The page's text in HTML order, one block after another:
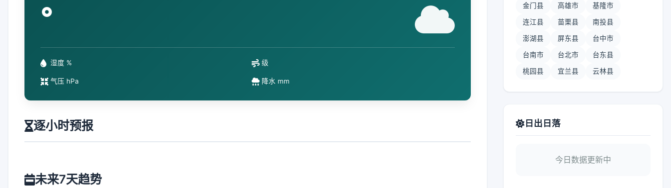
°
湿度 % 级
气压 hPa 降水 mm
逐小时预报
未来7天趋势
金门县 高雄市 基隆市
连江县 苗栗县 南投县
澎湖县 屏东县 台中市
台南市 台北市 台东县
桃园县 宜兰县 云林县
日出日落
今日数据更新中